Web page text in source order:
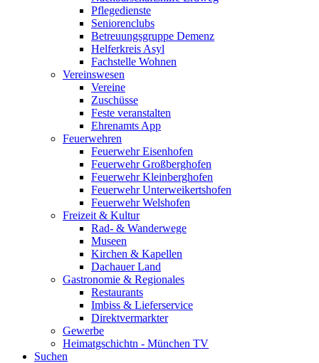
Pflegedienste
Seniorenclubs
Betreuungsgruppe Demenz
Helferkreis Asyl
Fachstelle Wohnen
Vereinswesen
Vereine
Zuschüsse
Feste veranstalten
Ehrenamts App
Feuerwehren
Feuerwehr Eisenhofen
Feuerwehr Großberghofen
Feuerwehr Kleinberghofen
Feuerwehr Unterweikertshofen
Feuerwehr Welshofen
Freizeit & Kultur
Rad- & Wanderwege
Museen
Kirchen & Kapellen
Dachauer Land
Gastronomie & Regionales
Restaurants
Imbiss & Lieferservice
Direktvermarkter
Gewerbe
Heimatgschichtn - München TV
Suchen